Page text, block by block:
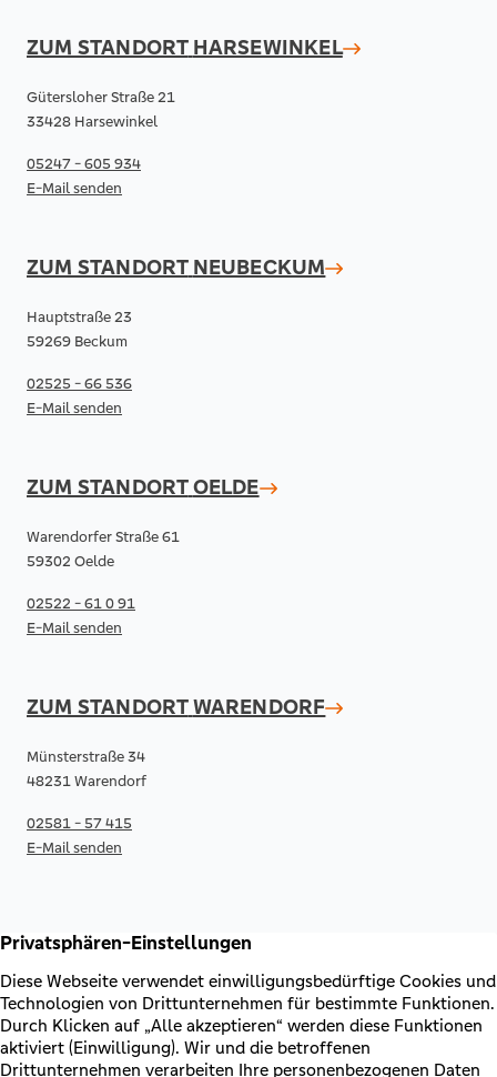
ZUM STANDORT HARSEWINKEL
Gütersloher Straße 21
33428 Harsewinkel
05247 - 605 934
E-Mail senden
ZUM STANDORT NEUBECKUM
Hauptstraße 23
59269 Beckum
02525 - 66 536
E-Mail senden
ZUM STANDORTOELDE
Warendorfer Straße 61
59302 Oelde
02522 - 61 0 91
E-Mail senden
ZUM STANDORTWARENDORF
Münsterstraße 34
48231 Warendorf
02581 - 57 415
E-Mail senden
RECHTLICHES & KONTAKT
Kontakt
AGB & Sonderbedingungen
Erklärung zur Barrierefreiheit